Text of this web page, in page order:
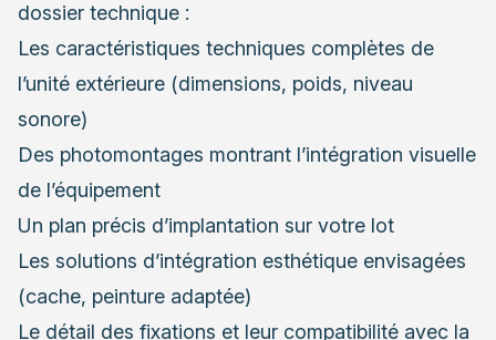
dossier technique :
Les caractéristiques techniques complètes de
l’unité extérieure (dimensions, poids, niveau
sonore)
Des photomontages montrant l’intégration visuelle
de l’équipement
Un plan précis d’implantation sur votre lot
Les solutions d’intégration esthétique envisagées
(cache, peinture adaptée)
Le détail des fixations et leur compatibilité avec la